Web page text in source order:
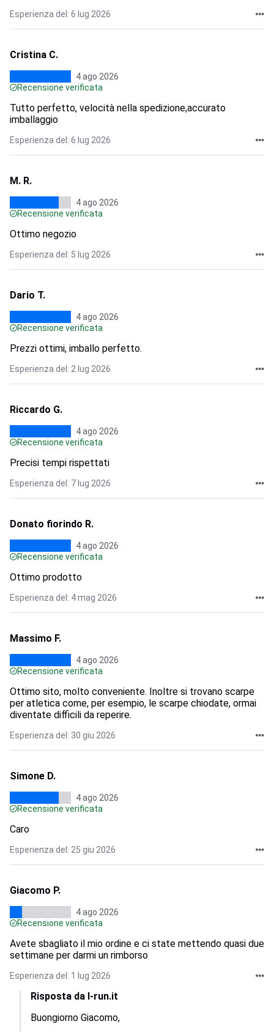
Esperienza del: 6 lug 2026
Cristina C.
4 ago 2026
Recensione verificata
Tutto perfetto, velocità nella spedizione,accurato
imballaggio
Esperienza del: 6 lug 2026
M. R.
4 ago 2026
Recensione verificata
Ottimo negozio
Esperienza del: 5 lug 2026
Dario T.
4 ago 2026
Recensione verificata
Prezzi ottimi, imballo perfetto.
Esperienza del: 2 lug 2026
Riccardo G.
4 ago 2026
Recensione verificata
Precisi tempi rispettati
Esperienza del: 7 lug 2026
Donato fiorindo R.
4 ago 2026
Recensione verificata
Ottimo prodotto
Esperienza del: 4 mag 2026
Massimo F.
4 ago 2026
Recensione verificata
Ottimo sito, molto conveniente. Inoltre si trovano scarpe
per atletica come, per esempio, le scarpe chiodate, ormai
diventate difficili da reperire.
Esperienza del: 30 giu 2026
Simone D.
4 ago 2026
Recensione verificata
Caro
Esperienza del: 25 giu 2026
Giacomo P.
4 ago 2026
Recensione verificata
Avete sbagliato il mio ordine e ci state mettendo quasi due
settimane per darmi un rimborso
Esperienza del: 1 lug 2026
Risposta da I-run.it
Buongiorno Giacomo,